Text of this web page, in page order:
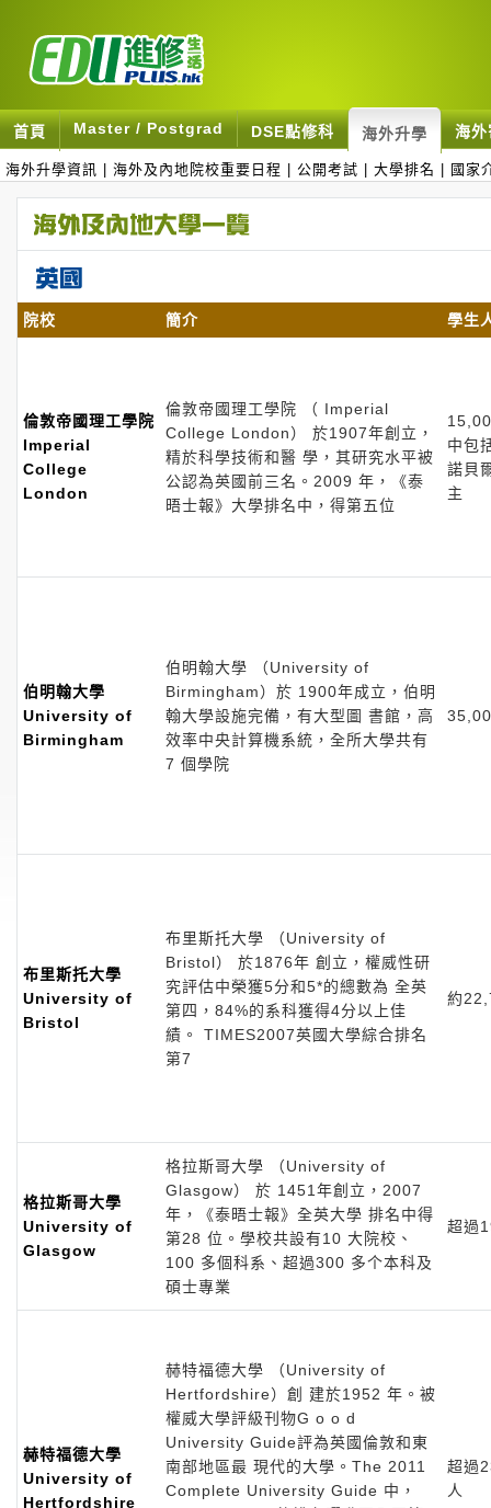
首頁 Master / Postgrad DSE點修科 海外升學 海
海外升學資訊 海外及內地院校重要日程 公開考試 大學排名 國家
院校 簡介 學生
倫敦帝國理工學院
Imperial
College
London
倫敦帝國理工學院 （ Imperial
College London） 於1907年創立，
精於科學技術和醫 學，其研究水平被
公認為英國前三名。2009 年，《泰
晤士報》大學排名中，得第五位
中包
諾貝
主
伯明翰大學
University of
Birmingham
伯明翰大學 （University of
Birmingham）於 1900年成立，伯明
翰大學設施完備，有大型圖 書館，高
效率中央計算機系統，全所大學共有
7 個學院
布里斯托大學
University of
Bristol
布里斯托大學 （University of
Bristol） 於1876年 創立，權威性研
究評估中榮獲5分和5*的總數為 全英
第四，84%的系科獲得4分以上佳
績。 TIMES2007英國大學綜合排名
第7
約
格拉斯哥大學
University of
Glasgow
格拉斯哥大學 （University of
Glasgow） 於 1451年創立，2007
年，《泰晤士報》全英大學 排名中得
第28 位。學校共設有10 大院校、
100 多個科系、超過300 多个本科及
碩士專業
超過
赫特福德大學
University of
Hertfordshire
赫特福德大學 （University of
Hertfordshire）創 建於1952 年。被
權威大學評級刊物G o o d
University Guide評為英國倫敦和東
南部地區最 現代的大學。The 2011
Complete University Guide 中，
超過
人